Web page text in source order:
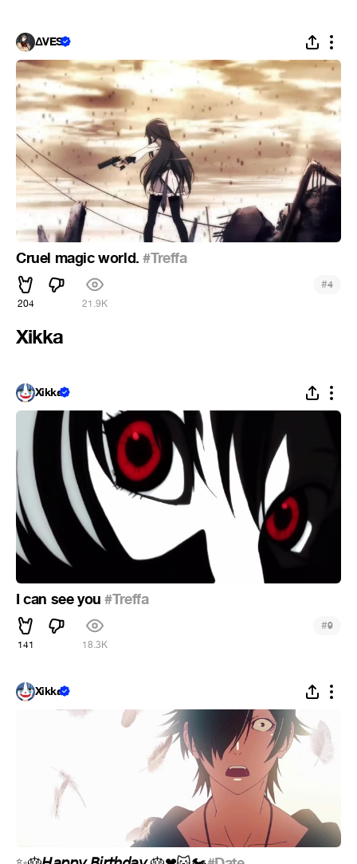
ΔVES
Cruel magic world.#Treffa
204 21.9K
#4
Xikka
Xikka
I can see you#Treffa
141 18.3K
#9
Xikka